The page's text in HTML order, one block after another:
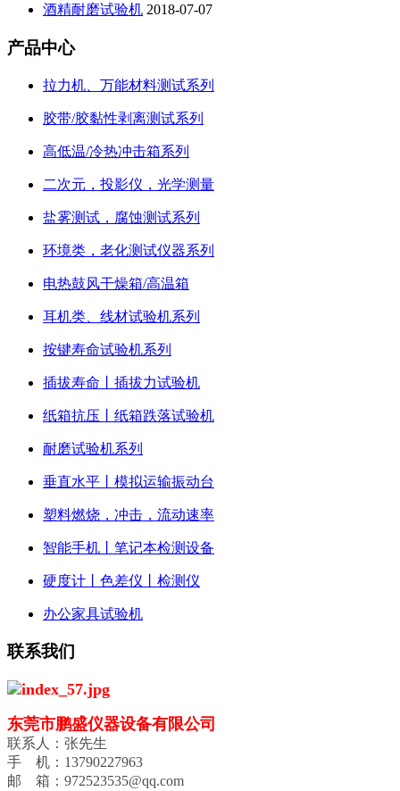
酒精耐磨试验机 2018-07-07
产品中心
拉力机、万能材料测试系列
胶带/胶黏性剥离测试系列
高低温/冷热冲击箱系列
二次元，投影仪，光学测量
盐雾测试，腐蚀测试系列
环境类，老化测试仪器系列
电热鼓风干燥箱/高温箱
耳机类、线材试验机系列
按键寿命试验机系列
插拔寿命丨插拔力试验机
纸箱抗压丨纸箱跌落试验机
耐磨试验机系列
垂直水平丨模拟运输振动台
塑料燃烧，冲击，流动速率
智能手机丨笔记本检测设备
硬度计丨色差仪丨检测仪
办公家具试验机
联系我们
东莞市鹏盛仪器设备有限公司
联系人：张先生
手 机：13790227963
邮 箱：972523535@qq.com